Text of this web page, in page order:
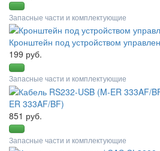
Запасные части и комплектующие
Кронштейн под устройством
199 руб.
Запасные части и комплектующие
ER 333AF/BF)
851 руб.
Запасные части и комплектующие